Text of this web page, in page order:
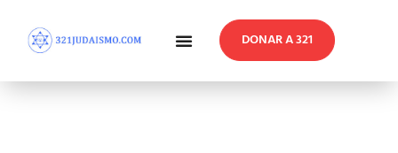
DONAR A 321